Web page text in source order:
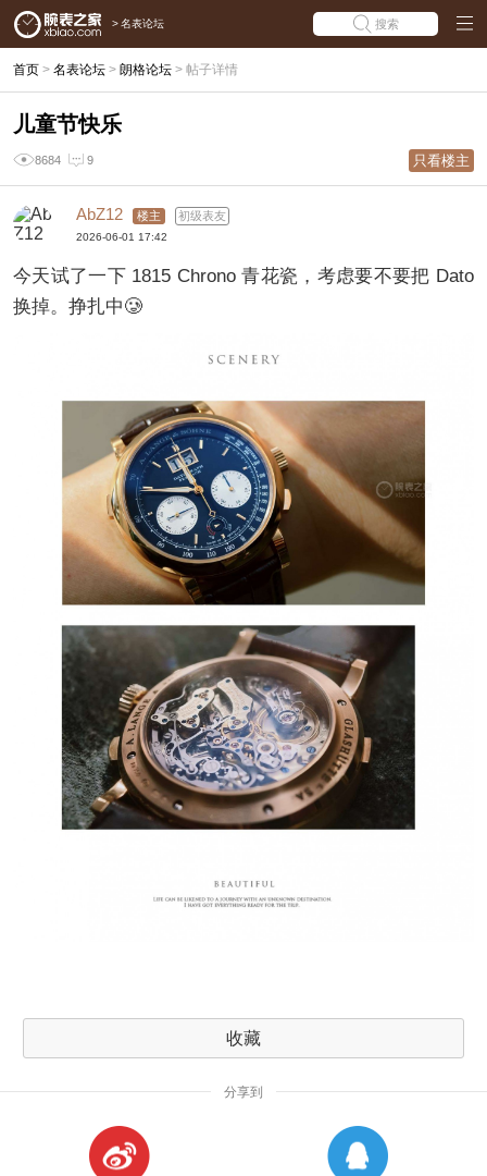
> 名表论坛 搜索
首页 > 名表论坛 > 朗格论坛 > 帖子详情
儿童节快乐
8684 9 只看楼主
AbZ12 楼主 初级表友
2026-06-01 17:42
今天试了一下 1815 Chrono 青花瓷，考虑要不要把 Dato
换掉。挣扎中🥲
收藏
分享到